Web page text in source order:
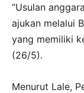
“Usulan
ajukan melalui
yang memiliki
(26/5).
Menurut Lale,